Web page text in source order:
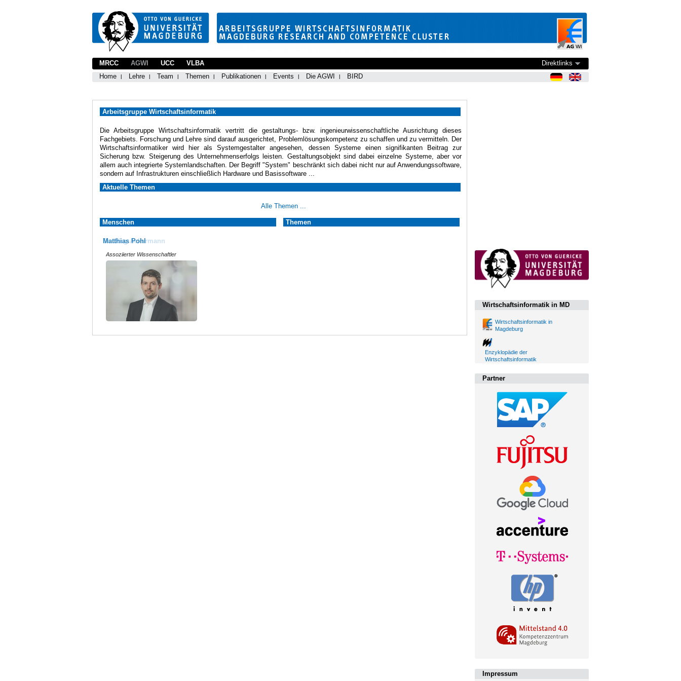
MRCC
AGWI
Home
Lehre Team Themen Publikationen Events Die AGWI BIRD
UCC VLBA Direktlinks
Arbeitsgruppe Wirtschaftsinformatik
Die Arbeitsgruppe Wirtschaftsinformatik vertritt die gestaltungs- bzw. ingenieurwissenschaftliche Ausrichtung dieses
Fachgebiets. Forschung und Lehre sind darauf ausgerichtet, Problemlösungskompetenz zu schaffen und zu vermitteln. Der
Wirtschaftsinformatiker wird hier als Systemgestalter angesehen, dessen Systeme einen signifikanten Beitrag zur
Sicherung bzw. Steigerung des Unternehmenserfolgs leisten. Gestaltungsobjekt sind dabei einzelne Systeme, aber vor
allem auch integrierte Systemlandschaften. Der Begriff "System" beschränkt sich dabei nicht nur auf Anwendungssoftware,
sondern auf Infrastrukturen einschließlich Hardware und Basissoftware ...
Aktuelle Themen
Alle Themen ...
Menschen
Matthias Pohl
Assoziierter Wissenschaftler
Themen
Wirtschaftsinformatik in MD
Wirtschaftsinformatik in
Magdeburg
Enzyklopädie der
Wirtschaftsinformatik
Partner
Impressum